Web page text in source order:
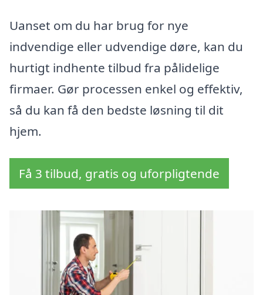
Uanset om du har brug for nye
indvendige eller udvendige døre, kan du
hurtigt indhente tilbud fra pålidelige
firmaer. Gør processen enkel og effektiv,
så du kan få den bedste løsning til dit
hjem.
Få 3 tilbud, gratis og uforpligtende